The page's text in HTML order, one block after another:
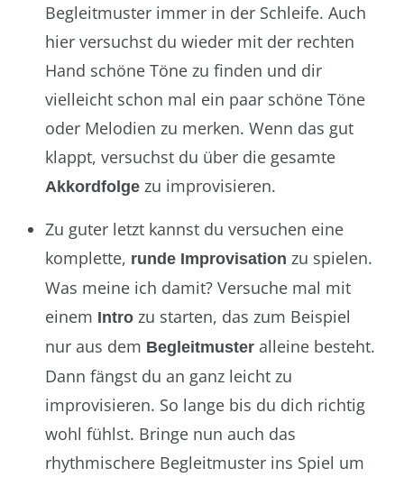
Begleitmuster immer in der Schleife. Auch
hier versuchst du wieder mit der rechten
Hand schöne Töne zu finden und dir
vielleicht schon mal ein paar schöne Töne
oder Melodien zu merken. Wenn das gut
klappt, versuchst du über die gesamte
Akkordfolge zu improvisieren.
Zu guter letzt kannst du versuchen eine
komplette, runde Improvisation zu spielen.
Was meine ich damit? Versuche mal mit
einem Intro zu starten, das zum Beispiel
nur aus dem Begleitmuster alleine besteht.
Dann fängst du an ganz leicht zu
improvisieren. So lange bis du dich richtig
wohl fühlst. Bringe nun auch das
rhythmischere Begleitmuster ins Spiel um